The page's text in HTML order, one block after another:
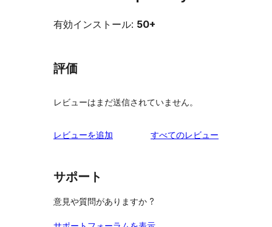
有効インストール: 50+
評価
レビューはまだ送信されていません。
レビューを追加 すべてのレビュー
サポート
意見や質問がありますか ?